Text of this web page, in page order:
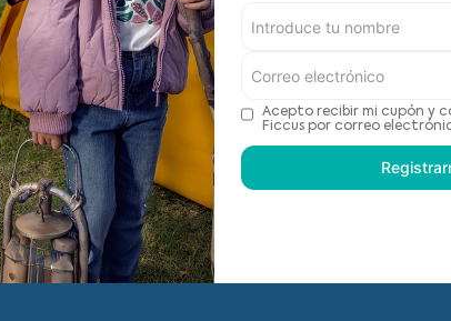
Centro de ayuda
Cambios y
Términos y
Nuestras tiendas
Acepto recibir mi cupón y
Ficcus por correo